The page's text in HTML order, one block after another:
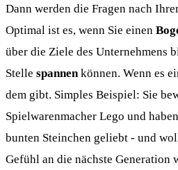
Dann werden die Fragen nach
Optimal ist es, wenn Sie einen
über die Ziele des Unternehmens
Stelle spannen können. Wenn es
dem gibt. Simples Beispiel: Sie
Spielwarenmacher Lego und
bunten Steinchen geliebt - und
Gefühl an die nächste Generation